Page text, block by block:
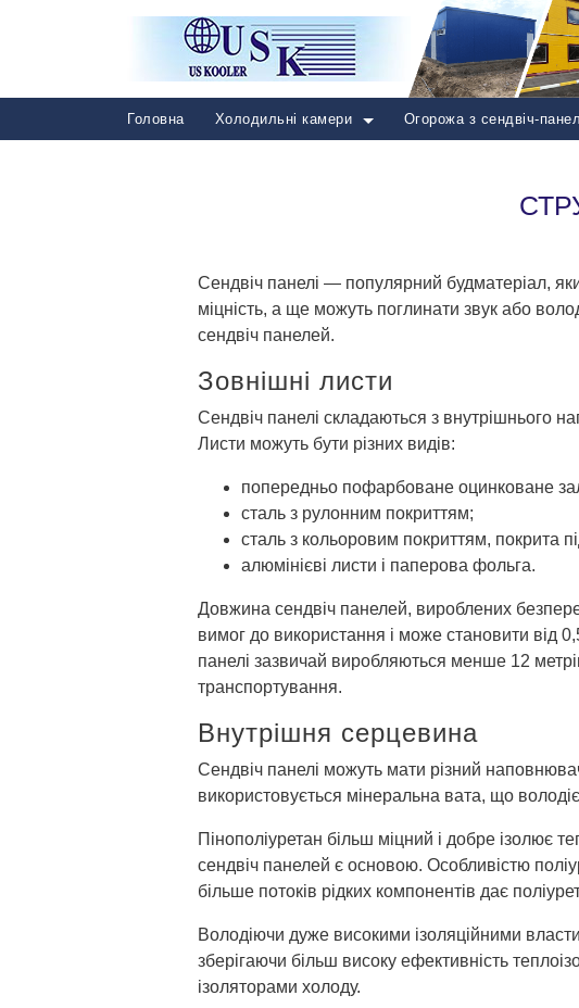
Головна Холодильні камери Огорожа з сендвіч-
Сендвіч панелі — популярний будматеріал,
міцність, а ще можуть поглинати звук або
сендвіч панелей.
Зовнішні листи
Сендвіч панелі складаються з внутрішнього
Листи можуть бути різних видів:
попередньо пофарбоване оцинковане
сталь з рулонним покриттям;
сталь з кольоровим покриттям, покрита
алюмінієві листи і паперова фольга.
Довжина сендвіч панелей, вироблених
вимог до використання і може становити від
панелі зазвичай виробляються менше 12
транспортування.
Внутрішня серцевина
Сендвіч панелі можуть мати різний
використовується мінеральна вата, що
Пінополіуретан більш міцний і добре ізолює
сендвіч панелей є основою. Особливістю
більше потоків рідких компонентів дає
Володіючи дуже високими ізоляційними
зберігаючи більш високу ефективність
ізоляторами холоду.